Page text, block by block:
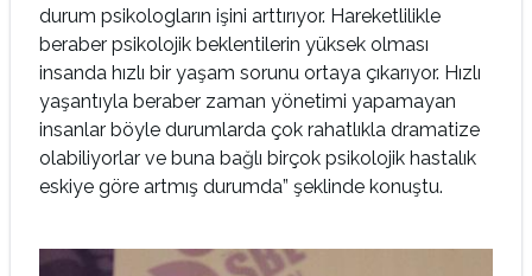
durum psikologların işini arttırıyor. Hareketlilikle
beraber psikolojik beklentilerin yüksek olması
insanda hızlı bir yaşam sorunu ortaya çıkarıyor. Hızlı
yaşantıyla beraber zaman yönetimi yapamayan
insanlar böyle durumlarda çok rahatlıkla dramatize
olabiliyorlar ve buna bağlı birçok psikolojik hastalık
eskiye göre artmış durumda” şeklinde konuştu.